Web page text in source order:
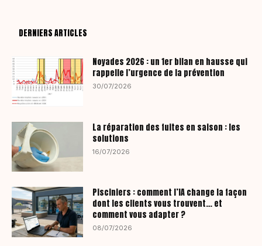
DERNIERS ARTICLES
Noyades 2026 : un 1er bilan en hausse qui
rappelle l’urgence de la prévention
30/07/2026
La réparation des fuites en saison : les
solutions
16/07/2026
Pisciniers : comment l’IA change la façon
dont les clients vous trouvent… et
comment vous adapter ?
08/07/2026